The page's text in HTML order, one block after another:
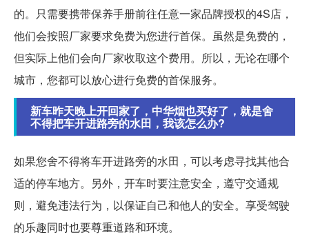
的。只需要携带保养手册前往任意一家品牌授权的4S店，
他们会按照厂家要求免费为您进行首保。虽然是免费的，
但实际上他们会向厂家收取这个费用。所以，无论在哪个
城市，您都可以放心进行免费的首保服务。
新车昨天晚上开回家了，中华烟也买好了，就是舍
不得把车开进路旁的水田，我该怎么办?
如果您舍不得将车开进路旁的水田，可以考虑寻找其他合
适的停车地方。另外，开车时要注意安全，遵守交通规
则，避免违法行为，以保证自己和他人的安全。享受驾驶
的乐趣同时也要尊重道路和环境。